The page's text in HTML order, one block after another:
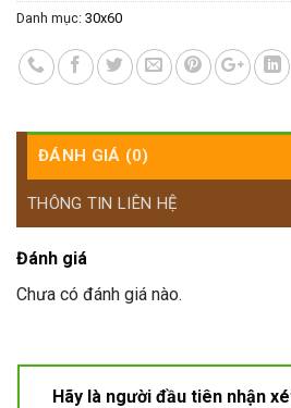
Danh mục: 30x60
ĐÁNH GIÁ (0)
THÔNG TIN LIÊN HỆ
Đánh giá
Chưa có đánh giá nào.
Hãy là người đầu tiên nhận